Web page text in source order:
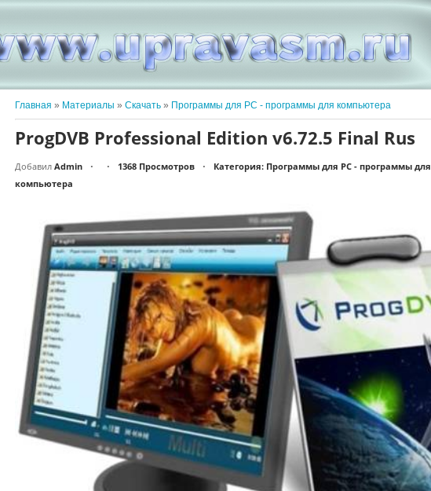
Главная » Материалы » Скачать » Программы для PC - программы для компьютера
ProgDVB Professional Edition v6.72.5 Final Rus
Добавил Admin • • 1368 Просмотров •
Категория: Программы для PC - программы для
компьютера